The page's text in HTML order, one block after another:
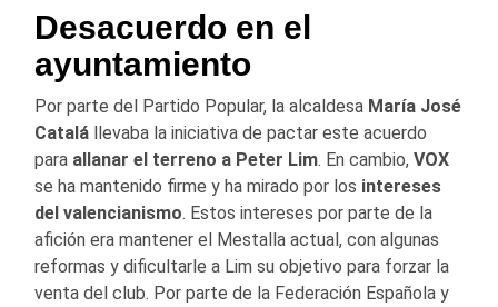
Desacuerdo en el
ayuntamiento
Por parte del Partido Popular, la alcaldesa María José
Catalá llevaba la iniciativa de pactar este acuerdo
para allanar el terreno a Peter Lim. En cambio, VOX
se ha mantenido firme y ha mirado por los intereses
del valencianismo. Estos intereses por parte de la
afición era mantener el Mestalla actual, con algunas
reformas y dificultarle a Lim su objetivo para forzar la
venta del club. Por parte de la Federación Española y